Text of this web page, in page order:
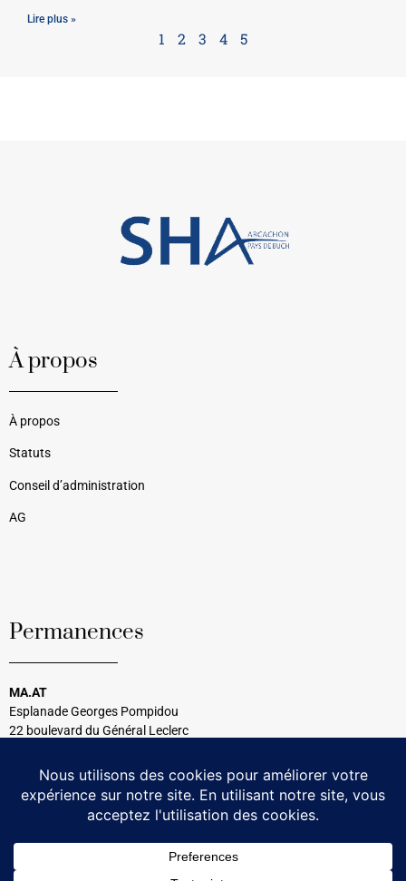
Lire plus »
1 2 3 4 5
À propos
À propos
Statuts
Conseil d’administration
AG
Permanences
MA.AT
Esplanade Georges Pompidou
22 boulevard du Général Leclerc
Tél : 05 56 54 99 08
Tous les mercredis
14h30 à 17h00